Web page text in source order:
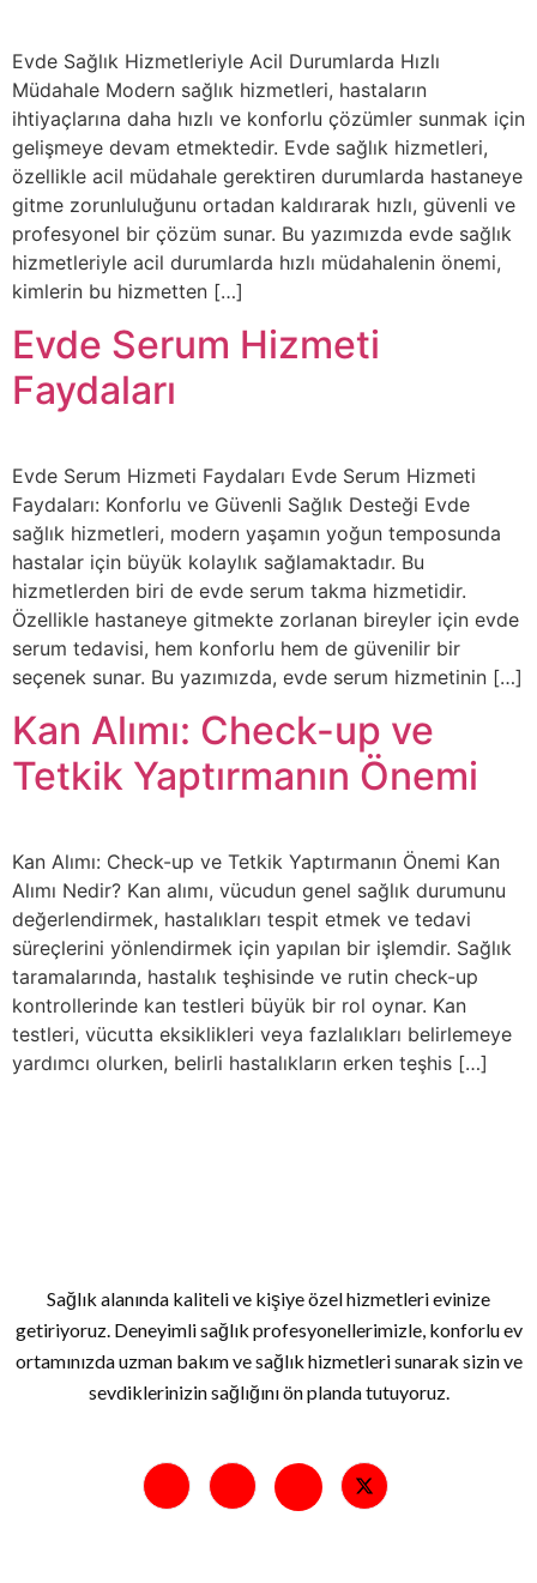
Evde Sağlık Hizmetleriyle Acil Durumlarda Hızlı
Müdahale Modern sağlık hizmetleri, hastaların
ihtiyaçlarına daha hızlı ve konforlu çözümler sunmak için
gelişmeye devam etmektedir. Evde sağlık hizmetleri,
özellikle acil müdahale gerektiren durumlarda hastaneye
gitme zorunluluğunu ortadan kaldırarak hızlı, güvenli ve
profesyonel bir çözüm sunar. Bu yazımızda evde sağlık
hizmetleriyle acil durumlarda hızlı müdahalenin önemi,
kimlerin bu hizmetten […]
Evde Serum Hizmeti
Faydaları
Evde Serum Hizmeti Faydaları Evde Serum Hizmeti
Faydaları: Konforlu ve Güvenli Sağlık Desteği Evde
sağlık hizmetleri, modern yaşamın yoğun temposunda
hastalar için büyük kolaylık sağlamaktadır. Bu
hizmetlerden biri de evde serum takma hizmetidir.
Özellikle hastaneye gitmekte zorlanan bireyler için evde
serum tedavisi, hem konforlu hem de güvenilir bir
seçenek sunar. Bu yazımızda, evde serum hizmetinin […]
Kan Alımı: Check-up ve
Tetkik Yaptırmanın Önemi
Kan Alımı: Check-up ve Tetkik Yaptırmanın Önemi Kan
Alımı Nedir? Kan alımı, vücudun genel sağlık durumunu
değerlendirmek, hastalıkları tespit etmek ve tedavi
süreçlerini yönlendirmek için yapılan bir işlemdir. Sağlık
taramalarında, hastalık teşhisinde ve rutin check-up
kontrollerinde kan testleri büyük bir rol oynar. Kan
testleri, vücutta eksiklikleri veya fazlalıkları belirlemeye
yardımcı olurken, belirli hastalıkların erken teşhis […]
Sağlık alanında kaliteli ve kişiye özel hizmetleri evinize
getiriyoruz. Deneyimli sağlık profesyonellerimizle, konforlu ev
ortamınızda uzman bakım ve sağlık hizmetleri sunarak sizin ve
sevdiklerinizin sağlığını ön planda tutuyoruz.